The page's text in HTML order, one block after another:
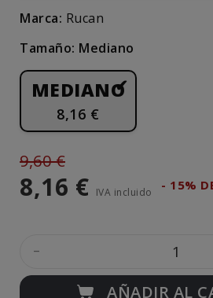
Marca: Rucan
Tamaño: Mediano
MEDIANO
8,16 €
9,60 €
8,16 € IVA incluido - 15%
-
AÑADIR AL